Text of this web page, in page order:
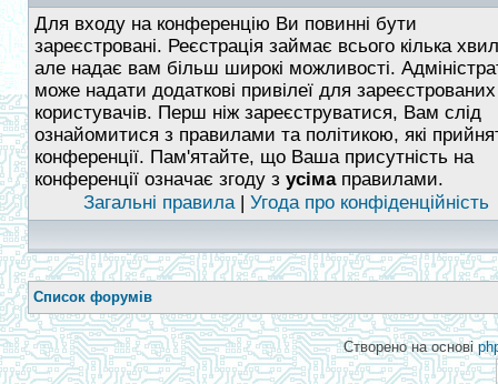
Для входу на конференцію Ви повинні бути
зареєстровані. Реєстрація займає всього кілька
але надає вам більш широкі можливості.
може надати додаткові привілеї для зареєстрованих
користувачів. Перш ніж зареєструватися, Вам слід
ознайомитися з правилами та політикою, які
конференції. Пам'ятайте, що Ваша присутність на
конференції означає згоду з усімаправилами.
Загальні правила| Угода про конфіденційність
Список форумів
Створено на основі